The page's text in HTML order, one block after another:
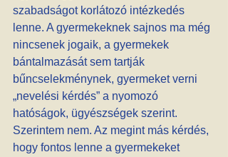
szabadságot korlátozó intézkedés
lenne. A gyermekeknek sajnos ma még
nincsenek jogaik, a gyermekek
bántalmazását sem tartják
bűncselekménynek, gyermeket verni
„nevelési kérdés” a nyomozó
hatóságok, ügyészségek szerint.
Szerintem nem. Az megint más kérdés,
hogy fontos lenne a gyermekeket